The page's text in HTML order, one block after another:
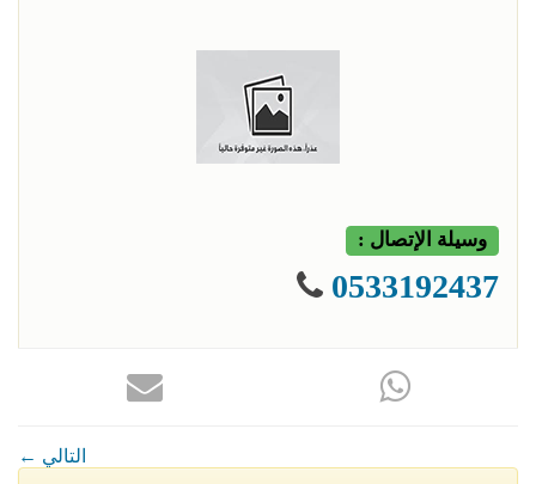
وسيلة الإتصال :
0533192437
← التالي